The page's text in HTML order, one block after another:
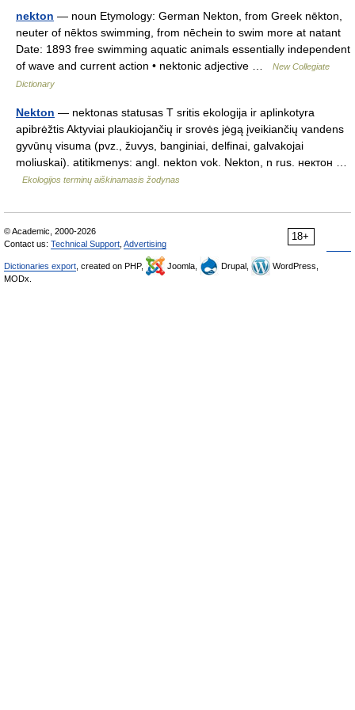
nekton — noun Etymology: German Nekton, from Greek nēkton,
neuter of nēktos swimming, from nēchein to swim more at natant
Date: 1893 free swimming aquatic animals essentially independent
of wave and current action • nektonic adjective …
New Collegiate
Dictionary
Nekton — nektonas statusas T sritis ekologija ir aplinkotyra
apibrėžtis Aktyviai plaukiojančių ir srovės jėgą įveikiančių vandens
gyvūnų visuma (pvz., žuvys, banginiai, delfinai, galvakojai
moliuskai). atitikmenys: angl. nekton vok. Nekton, n rus. нектон …
Ekologijos terminų aiškinamasis žodynas
18+
© Academic, 2000-2026
Contact us: Technical Support Advertising
Dictionaries export , created on PHP, Joomla, Drupal,
WordPress,
MODx.